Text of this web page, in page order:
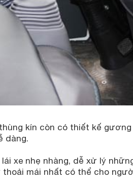
thùng kín còn có thiết kế
dàng.
xe nhẹ nhàng, dễ xử lý
mái nhất có thể cho